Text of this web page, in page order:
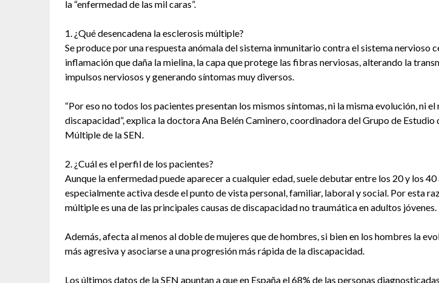
la “enfermedad de las mil caras”.
1. ¿Qué desencadena la esclerosis múltiple?
Se produce por una respuesta anómala del sistema inmunitario contra el sistema nervioso
inflamación que daña la mielina, la capa que protege las fibras nerviosas, alterando la
impulsos nerviosos y generando síntomas muy diversos.
“Por eso no todos los pacientes presentan los mismos síntomas, ni la misma evolución, ni
discapacidad”, explica la doctora Ana Belén Caminero, coordinadora del Grupo de Estudio
Múltiple de la SEN.
2. ¿Cuál es el perfil de los pacientes?
Aunque la enfermedad puede aparecer a cualquier edad, suele debutar entre los 20 y los 40
especialmente activa desde el punto de vista personal, familiar, laboral y social. Por esta
múltiple es una de las principales causas de discapacidad no traumática en adultos jóvenes.
Además, afecta al menos al doble de mujeres que de hombres, si bien en los hombres la
más agresiva y asociarse a una progresión más rápida de la discapacidad.
Los últimos datos de la SEN apuntan a que en España el 68% de las personas